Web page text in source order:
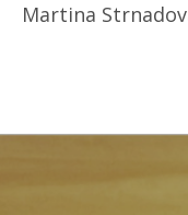
Martina